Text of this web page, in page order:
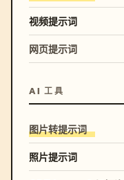
视频提示词
网页提示词
AI 工具
图片转提示词
照片提示词